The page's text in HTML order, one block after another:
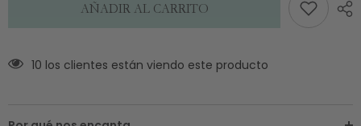
AÑADIR AL CARRITO
10 los clientes están viendo este producto